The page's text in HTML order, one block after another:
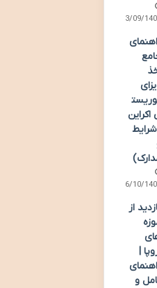
13/09/
اکراین
06/10/
از
|
و